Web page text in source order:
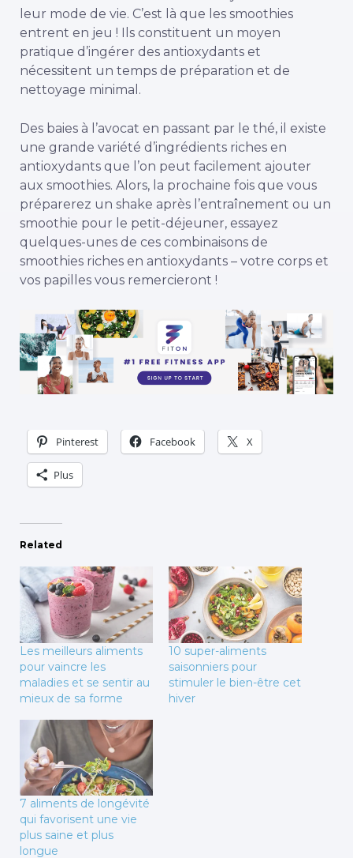
leur mode de vie. C’est là que les smoothies
entrent en jeu ! Ils constituent un moyen
pratique d’ingérer des antioxydants et
nécessitent un temps de préparation et de
nettoyage minimal.
Des baies à l’avocat en passant par le thé, il existe
une grande variété d’ingrédients riches en
antioxydants que l’on peut facilement ajouter
aux smoothies. Alors, la prochaine fois que vous
préparerez un shake après l’entraînement ou un
smoothie pour le petit-déjeuner, essayez
quelques-unes de ces combinaisons de
smoothies riches en antioxydants – votre corps et
vos papilles vous remercieront !
Pinterest Facebook X
Plus
Related
Les meilleurs aliments
pour vaincre les
maladies et se sentir au
mieux de sa forme
10 super-aliments
saisonniers pour
stimuler le bien-être cet
hiver
7 aliments de longévité
qui favorisent une vie
plus saine et plus
longue